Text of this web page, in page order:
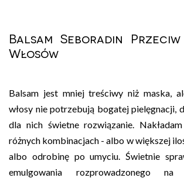
Balsam Seboradin Przeciw
Włosów
Balsam jest mniej treściwy niż maska,
włosy nie potrzebują bogatej pielęgnacji,
dla nich świetne rozwiązanie.
różnych kombinacjach - albo w większej
albo odrobinę po umyciu. Świetnie
emulgowania rozprowadzonego na